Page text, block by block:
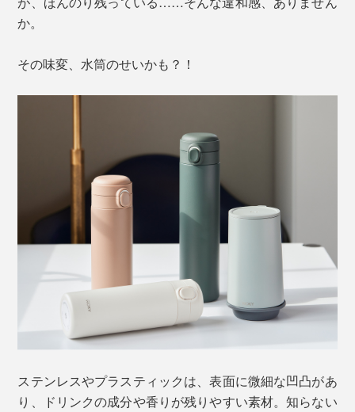
か。
その味変、水筒のせいかも？！
ステンレスやプラスティックは、表面に微細な凹凸があ
り、ドリンクの成分や香りが残りやすい素材。知らない